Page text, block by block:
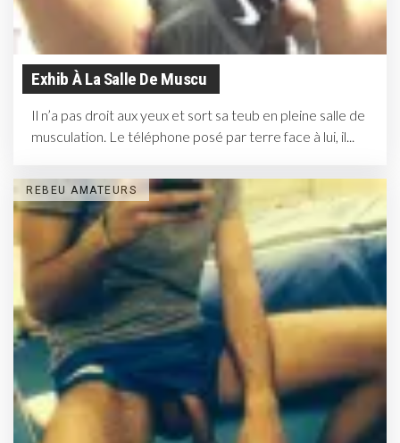
Exhib À La Salle De Muscu
Il n’a pas droit aux yeux et sort sa teub en pleine salle de
musculation. Le téléphone posé par terre face à lui, il...
REBEU AMATEURS